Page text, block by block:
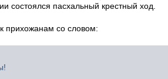
состоялся пасхальный крестный ход.
прихожанам со словом: